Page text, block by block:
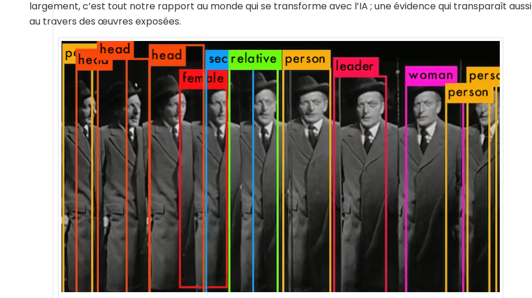
largement, c’est tout notre rapport au monde qui se transforme avec l’IA ; une évidence qui transparaît aussi
au travers des œuvres exposées.